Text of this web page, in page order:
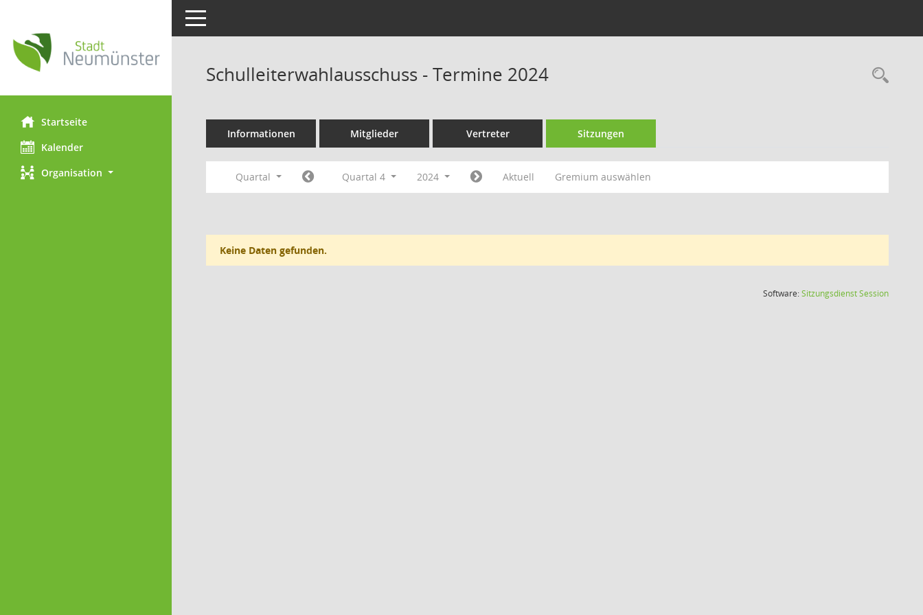
Startseite
Kalender
Organisation
Toggle navigation
Schulleiterwahlausschuss - Termine 2024
Informationen Mitglieder Vertreter Sitzungen
Quartal Quartal 4 2024 Aktuell Gremium auswählen
Keine Daten gefunden.
Software:SitzungsdienstSession(Wird in